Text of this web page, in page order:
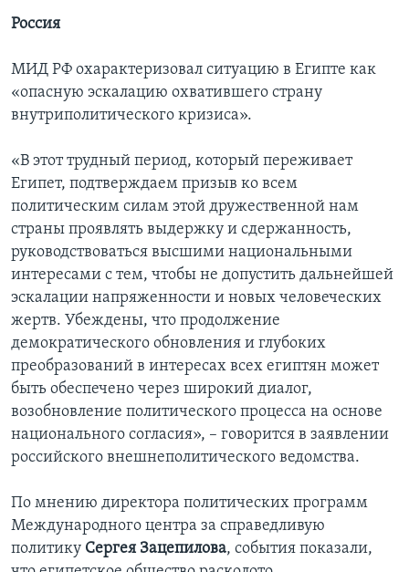
Россия
МИД РФ охарактеризовал ситуацию в Египте как
«опасную эскалацию охватившего страну
внутриполитического кризиса».
«В этот трудный период, который переживает
Египет, подтверждаем призыв ко всем
политическим силам этой дружественной нам
страны проявлять выдержку и сдержанность,
руководствоваться высшими национальными
интересами с тем, чтобы не допустить дальнейшей
эскалации напряженности и новых человеческих
жертв. Убеждены, что продолжение
демократического обновления и глубоких
преобразований в интересах всех египтян может
быть обеспечено через широкий диалог,
возобновление политического процесса на основе
национального согласия», – говорится в заявлении
российского внешнеполитического ведомства.
По мнению директора политических программ
Международного центра за справедливую
политику Сергея Зацепилова, события показали,